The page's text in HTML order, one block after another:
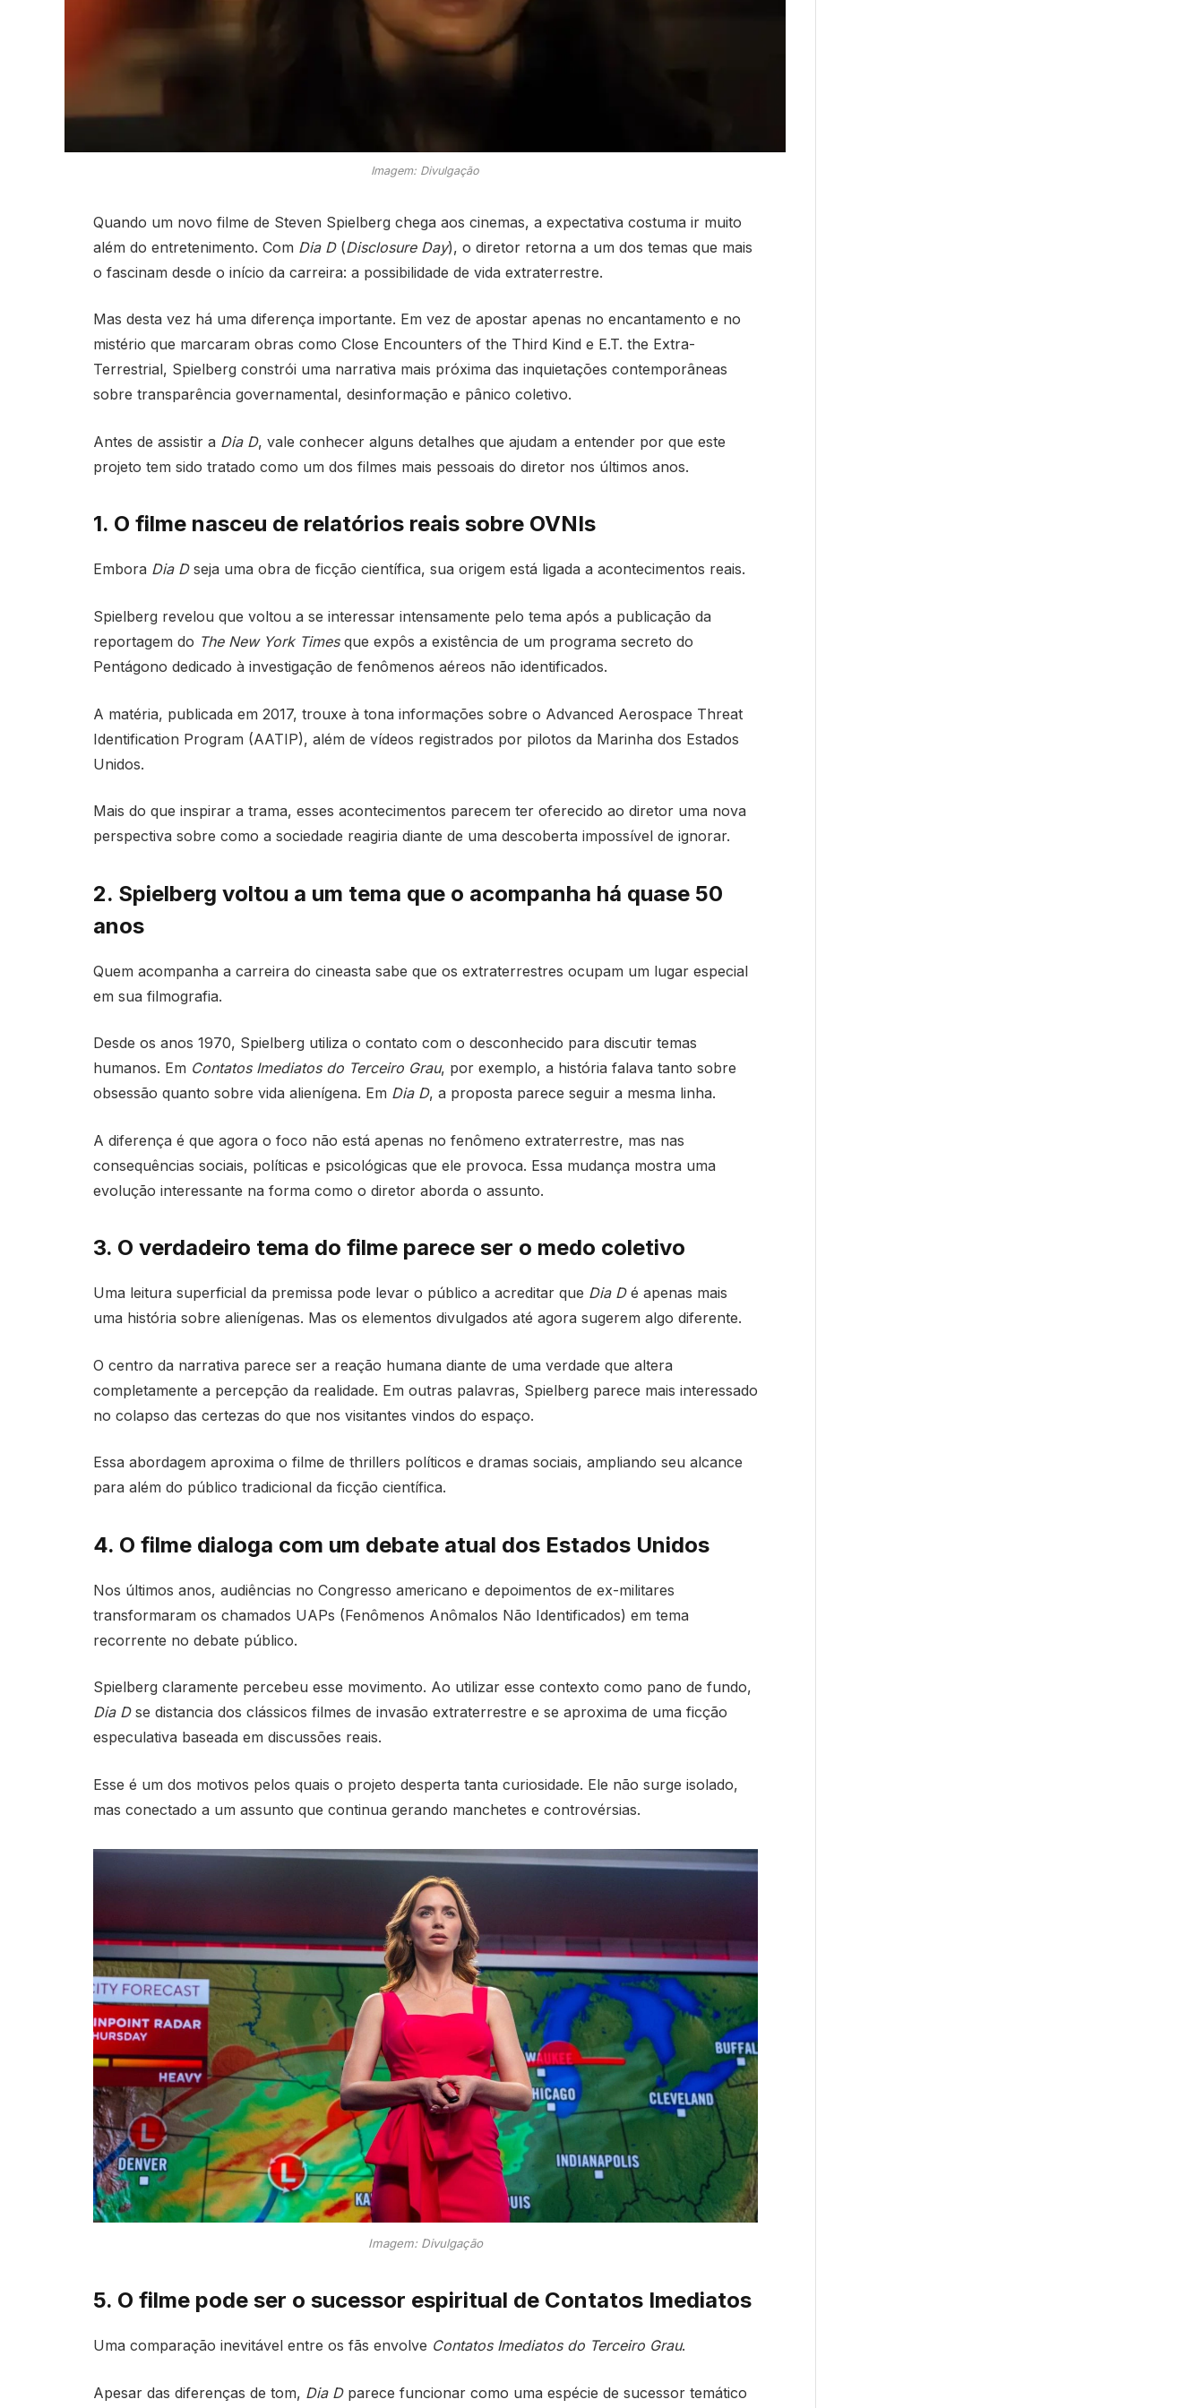
Imagem: Divulgação
Quando um novo filme de Steven Spielberg chega aos cinemas, a expectativa costuma ir muito
além do entretenimento. Com Dia D(Disclosure Day), o diretor retorna a um dos temas que mais
o fascinam desde o início da carreira: a possibilidade de vida extraterrestre.
Mas desta vez há uma diferença importante. Em vez de apostar apenas no encantamento e no
mistério que marcaram obras como Close Encounters of the Third Kind e E.T. the Extra-
Terrestrial, Spielberg constrói uma narrativa mais próxima das inquietações contemporâneas
sobre transparência governamental, desinformação e pânico coletivo.
Antes de assistir a Dia D, vale conhecer alguns detalhes que ajudam a entender por que este
projeto tem sido tratado como um dos filmes mais pessoais do diretor nos últimos anos.
1. O filme nasceu de relatórios reais sobre OVNIs
Embora Dia Dseja uma obra de ficção científica, sua origem está ligada a acontecimentos reais.
Spielberg revelou que voltou a se interessar intensamente pelo tema após a publicação da
reportagem do The New York Timesque expôs a existência de um programa secreto do
Pentágono dedicado à investigação de fenômenos aéreos não identificados.
A matéria, publicada em 2017, trouxe à tona informações sobre o Advanced Aerospace Threat
Identification Program (AATIP), além de vídeos registrados por pilotos da Marinha dos Estados
Unidos.
Mais do que inspirar a trama, esses acontecimentos parecem ter oferecido ao diretor uma nova
perspectiva sobre como a sociedade reagiria diante de uma descoberta impossível de ignorar.
2. Spielberg voltou a um tema que o acompanha há quase 50
anos
Quem acompanha a carreira do cineasta sabe que os extraterrestres ocupam um lugar especial
em sua filmografia.
Desde os anos 1970, Spielberg utiliza o contato com o desconhecido para discutir temas
humanos. Em Contatos Imediatos do Terceiro Grau, por exemplo, a história falava tanto sobre
obsessão quanto sobre vida alienígena. Em Dia D, a proposta parece seguir a mesma linha.
A diferença é que agora o foco não está apenas no fenômeno extraterrestre, mas nas
consequências sociais, políticas e psicológicas que ele provoca. Essa mudança mostra uma
evolução interessante na forma como o diretor aborda o assunto.
3. O verdadeiro tema do filme parece ser o medo coletivo
Uma leitura superficial da premissa pode levar o público a acreditar que Dia Dé apenas mais
uma história sobre alienígenas. Mas os elementos divulgados até agora sugerem algo diferente.
O centro da narrativa parece ser a reação humana diante de uma verdade que altera
completamente a percepção da realidade. Em outras palavras, Spielberg parece mais interessado
no colapso das certezas do que nos visitantes vindos do espaço.
Essa abordagem aproxima o filme de thrillers políticos e dramas sociais, ampliando seu alcance
para além do público tradicional da ficção científica.
4. O filme dialoga com um debate atual dos Estados Unidos
Nos últimos anos, audiências no Congresso americano e depoimentos de ex-militares
transformaram os chamados UAPs (Fenômenos Anômalos Não Identificados) em tema
recorrente no debate público.
Spielberg claramente percebeu esse movimento. Ao utilizar esse contexto como pano de fundo,
Dia Dse distancia dos clássicos filmes de invasão extraterrestre e se aproxima de uma ficção
especulativa baseada em discussões reais.
Esse é um dos motivos pelos quais o projeto desperta tanta curiosidade. Ele não surge isolado,
mas conectado a um assunto que continua gerando manchetes e controvérsias.
Imagem: Divulgação
5. O filme pode ser o sucessor espiritual de Contatos Imediatos
Uma comparação inevitável entre os fãs envolve Contatos Imediatos do Terceiro Grau.
Apesar das diferenças de tom, Dia Dparece funcionar como uma espécie de sucessor temático